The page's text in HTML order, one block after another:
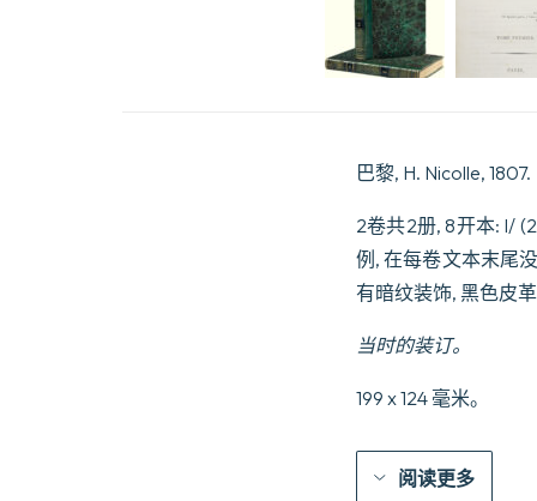
巴黎, H. Nicolle, 1807.
2卷共2册, 8开本: I/
例, 在每卷文本末尾
有暗纹装饰, 黑色皮
当时的装订。
199 x 124 毫米。
阅读更多